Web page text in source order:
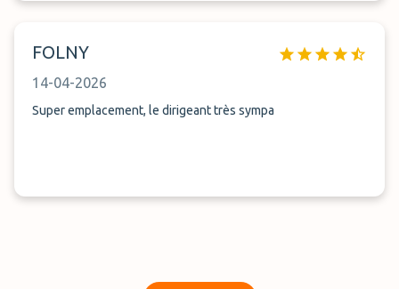
FOLNY
14-04-2026
Super emplacement, le dirigeant très sympa